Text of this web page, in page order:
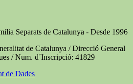
Separats de Catalunya - Desde 1996
de Catalunya / Direcció General
/ Num. d´Inscripció: 41829
de Dades